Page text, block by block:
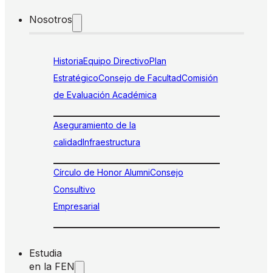
Nosotros
HistoriaEquipo DirectivoPlan
EstratégicoConsejo de FacultadComisión
de Evaluación Académica
Aseguramiento de la
calidadInfraestructura
Círculo de Honor AlumniConsejo
Consultivo
Empresarial
Estudia
en la FEN